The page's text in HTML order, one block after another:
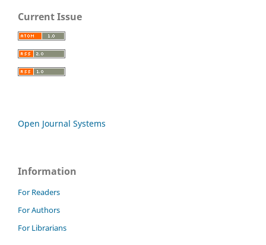
Current Issue
Open Journal Systems
Information
For Readers
For Authors
For Librarians